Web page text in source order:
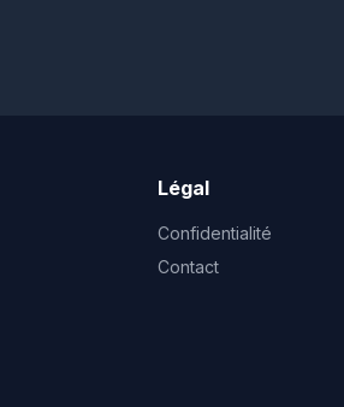
Légal
Confidentialité
Contact